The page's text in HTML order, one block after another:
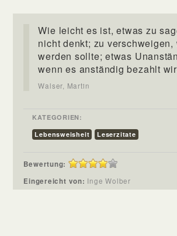
Wie leicht es ist, etwas zu
nicht denkt; zu verschweigen,
werden sollte; etwas
wenn es anständig bezahlt
Walser, Martin
KATEGORIEN:
Lebensweisheit
Leserzitate
Bewertung:
Eingereicht von: Inge Wolber